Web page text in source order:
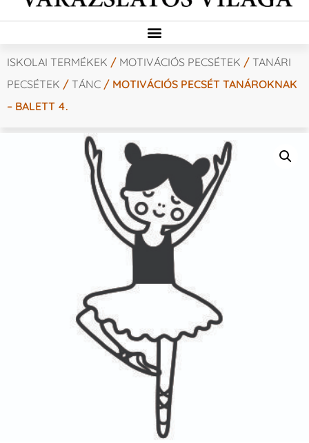
ISKOLAI TERMÉKEK / MOTIVÁCIÓS PECSÉTEK / TANÁRI
PECSÉTEK / TÁNC / MOTIVÁCIÓS PECSÉT TANÁROKNAK
– BALETT 4.